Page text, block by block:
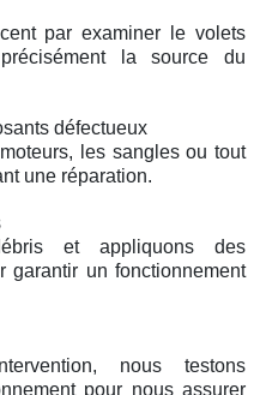
par examiner le volets
la source du
défectueux
les sangles ou tout
une réparation.
et appliquons des
garantir un fonctionnement
nous testons
pour nous assurer